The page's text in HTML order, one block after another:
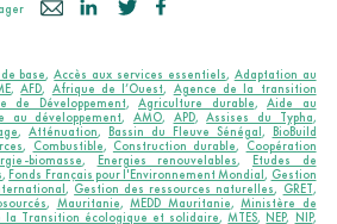
base,Accès aux services essentiels, Adaptation au
,AFD, Afrique de l’Ouest, Agence de la transition
de Développement, Agriculture durable, Aide au
au développement, AMO, APD,Assises du Typha,
,Atténuation, Bassin du Fleuve Sénégal,
BioBuild
, Combustible, Construction durable,
Coopération
biomasse, Energies renouvelables, Etudes de
, Fonds Français pour l'Environnement Mondial, Gestion
, Gestion des ressources naturelles, GRET,
, Mauritanie, MEDD Mauritanie, Ministère de
la Transition écologique et solidaire,MTES, NEP, NIP,